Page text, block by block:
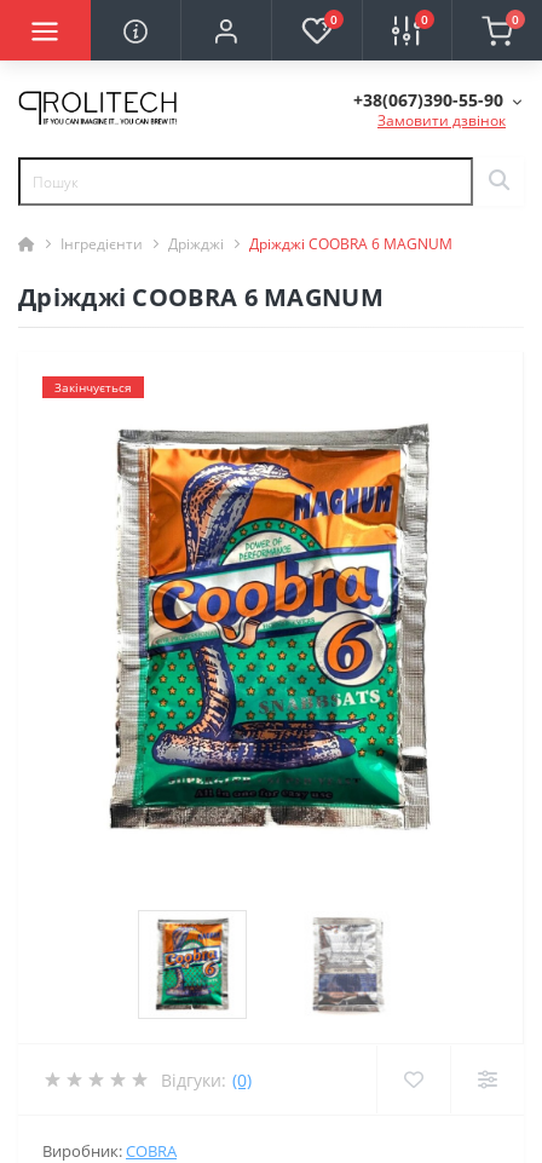
0 0 0
+38(067)390-55-90
Замовити дзвінок
Інгредієнти Дріжджі Дріжджі COOBRA 6 MAGNUM
Дріжджі COOBRA 6 MAGNUM
Закінчується
Відгуки: (0)
Виробник:COBRA